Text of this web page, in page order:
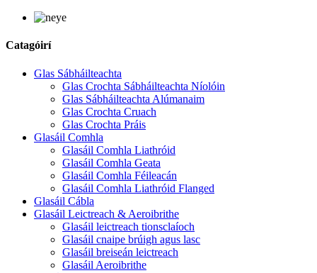
Catagóirí
Glas Sábháilteachta
Glas Crochta Sábháilteachta Níolóin
Glas Sábháilteachta Alúmanaim
Glas Crochta Cruach
Glas Crochta Práis
Glasáil Comhla
Glasáil Comhla Liathróid
Glasáil Comhla Geata
Glasáil Comhla Féileacán
Glasáil Comhla Liathróid Flanged
Glasáil Cábla
Glasáil Leictreach & Aeroibrithe
Glasáil leictreach tionsclaíoch
Glasáil cnaipe brúigh agus lasc
Glasáil breiseán leictreach
Glasáil Aeroibrithe